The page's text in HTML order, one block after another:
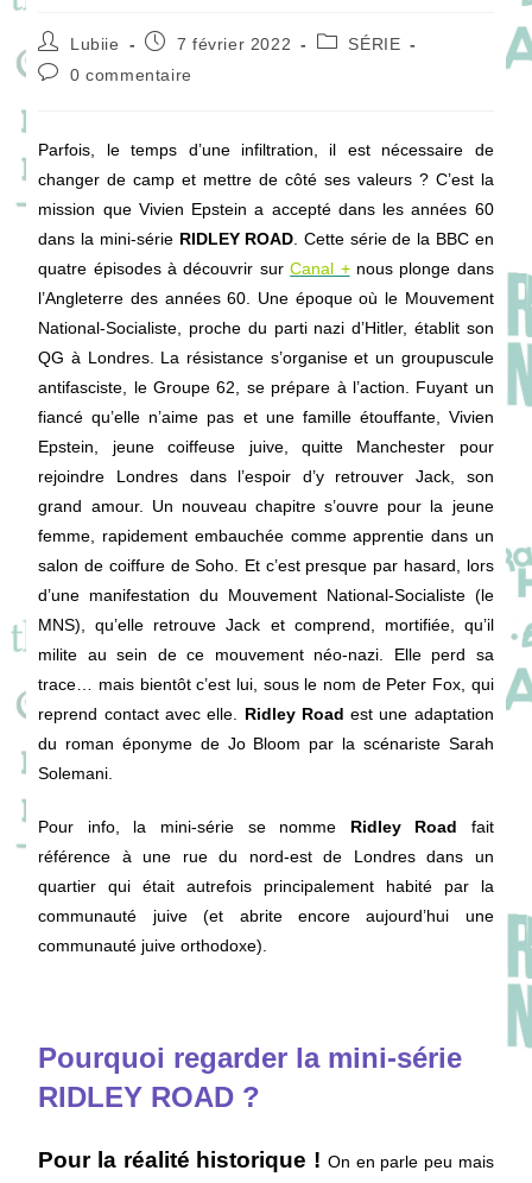
Auteur/autrice
de
la
Lubiie
Publication
7 février 2022
PostSÉRIE
Commentaires
0 commentaire
Parfois, le temps d’une infiltration, il est nécessaire de
changer de camp et mettre de côté ses valeurs ? C’est la
mission que Vivien Epstein a accepté dans les années 60
dans la mini-sérieRIDLEY ROAD . Cette série de la BBC en
quatre épisodes à découvrir surCanal +nous plonge dans
l’Angleterre des années 60. Une époque où le Mouvement
National-Socialiste, proche du parti nazi d’Hitler, établit son
QG à Londres. La résistance s’organise et un groupuscule
antifasciste, le Groupe 62, se prépare à l’action. Fuyant un
fiancé qu’elle n’aime pas et une famille étouffante, Vivien
Epstein, jeune coiffeuse juive, quitte Manchester pour
rejoindre Londres dans l’espoir d’y retrouver Jack, son
grand amour. Un nouveau chapitre s’ouvre pour la jeune
femme, rapidement embauchée comme apprentie dans un
salon de coiffure de Soho. Et c’est presque par hasard, lors
d’une manifestation du Mouvement National-Socialiste (le
MNS), qu’elle retrouve Jack et comprend, mortifiée, qu’il
milite au sein de ce mouvement néo-nazi. Elle perd sa
trace… mais bientôt c’est lui, sous le nom de Peter Fox, qui
reprend contact avec elle. Ridley Road est une adaptation
du roman éponyme de Jo Bloom par la scénariste Sarah
Solemani.
Pour info, la mini-série se nomme Ridley Road fait
référence à une rue du nord-est de Londres dans un
quartier qui était autrefois principalement habité par la
communauté juive (et abrite encore aujourd’hui une
communauté juive orthodoxe).
Pourquoi regarder la mini-série
RIDLEY ROAD ?
Pour la réalité historique ! On en parle peu mais